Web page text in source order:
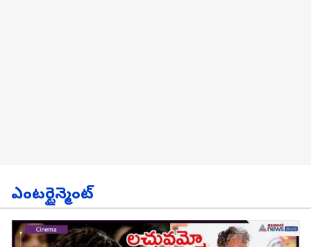
ఎంటర్టైన్మెంట్